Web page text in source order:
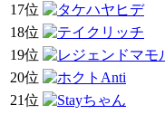
17位
18位
19位
20位
21位